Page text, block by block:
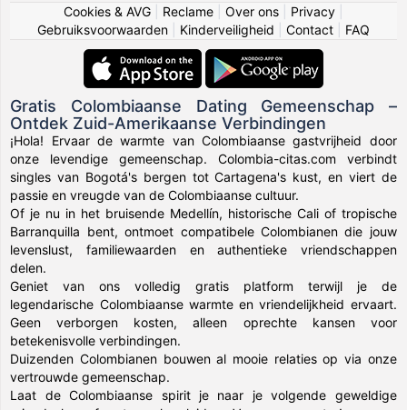
Cookies & AVG
Reclame Over ons Privacy
Gebruiksvoorwaarden
Kinderveiligheid Contact FAQ
Gratis Colombiaanse Dating Gemeenschap –
Ontdek Zuid-Amerikaanse Verbindingen
¡Hola! Ervaar de warmte van Colombiaanse gastvrijheid door
onze levendige gemeenschap. Colombia-citas.com verbindt
singles van Bogotá's bergen tot Cartagena's kust, en viert de
passie en vreugde van de Colombiaanse cultuur.
Of je nu in het bruisende Medellín, historische Cali of tropische
Barranquilla bent, ontmoet compatibele Colombianen die jouw
levenslust, familiewaarden en authentieke vriendschappen
delen.
Geniet van ons volledig gratis platform terwijl je de
legendarische Colombiaanse warmte en vriendelijkheid ervaart.
Geen verborgen kosten, alleen oprechte kansen voor
betekenisvolle verbindingen.
Duizenden Colombianen bouwen al mooie relaties op via onze
vertrouwde gemeenschap.
Laat de Colombiaanse spirit je naar je volgende geweldige